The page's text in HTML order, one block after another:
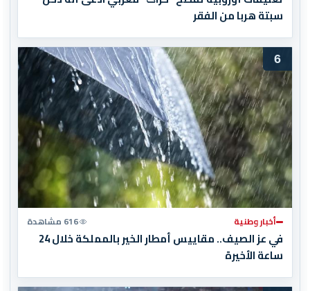
سبتة هربا من الفقر
6
أخبار وطنية 616 مشاهدة
في عز الصيف.. مقاييس أمطار الخير بالمملكة خلال 24
ساعة الأخيرة